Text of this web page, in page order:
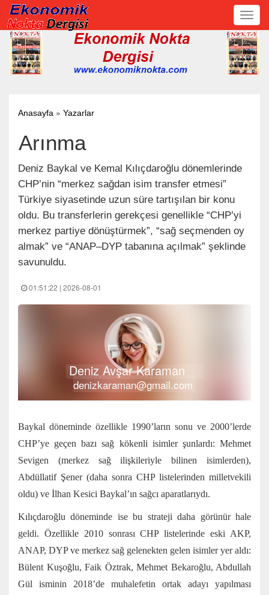
Anasayfa » Yazarlar
Arınma
Deniz Baykal ve Kemal Kılıçdaroğlu dönemlerinde
CHP’nin “merkez sağdan isim transfer etmesi”
Türkiye siyasetinde uzun süre tartışılan bir konu
oldu. Bu transferlerin gerekçesi genellikle “CHP’yi
merkez partiye dönüştürmek”, “sağ seçmenden oy
almak” ve “ANAP–DYP tabanına açılmak” şeklinde
savunuldu.
01:51:22 | 2026-08-01
Deniz Avşar Karaman
denizkaraman@gmail.com
Baykal döneminde özellikle 1990’ların sonu ve 2000’lerde
CHP’ye geçen bazı sağ kökenli isimler şunlardı: Mehmet
Sevigen (merkez sağ ilişkileriyle bilinen isimlerden),
Abdüllatif Şener (daha sonra CHP listelerinden milletvekili
oldu) ve İlhan Kesici Baykal’ın sağcı aparatlarıydı.
Kılıçdaroğlu döneminde ise bu strateji daha görünür hale
geldi. Özellikle 2010 sonrası CHP listelerinde eski AKP,
ANAP, DYP ve merkez sağ gelenekten gelen isimler yer aldı:
Bülent Kuşoğlu, Faik Öztrak, Mehmet Bekaroğlu, Abdullah
Gül isminin 2018’de muhalefetin ortak adayı yapılması